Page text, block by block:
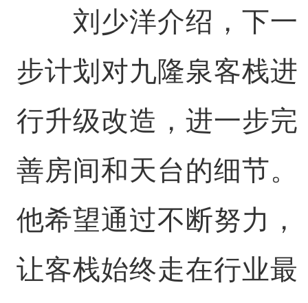
刘少洋介绍，下一
步计划对九隆泉客栈进
行升级改造，进一步完
善房间和天台的细节。
他希望通过不断努力，
让客栈始终走在行业最